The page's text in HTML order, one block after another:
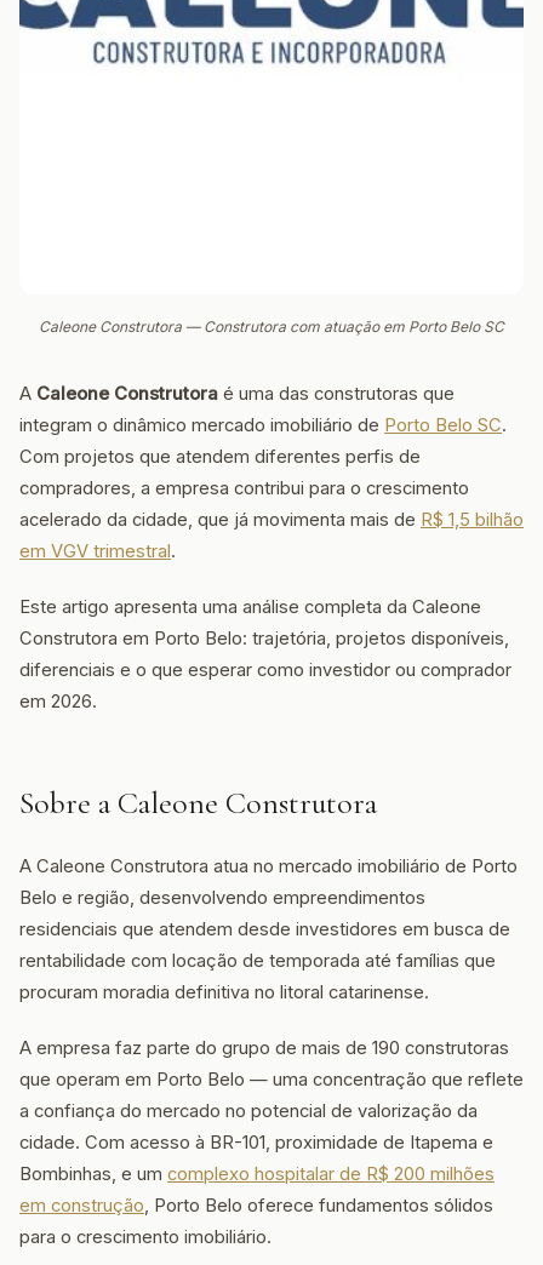
Caleone Construtora — Construtora com atuação em Porto Belo SC
A Caleone Construtora é uma das construtoras que
integram o dinâmico mercado imobiliário de Porto Belo SC.
Com projetos que atendem diferentes perfis de
compradores, a empresa contribui para o crescimento
acelerado da cidade, que já movimenta mais de R$ 1,5 bilhão
em VGV trimestral.
Este artigo apresenta uma análise completa da Caleone
Construtora em Porto Belo: trajetória, projetos disponíveis,
diferenciais e o que esperar como investidor ou comprador
em 2026.
Sobre a Caleone Construtora
A Caleone Construtora atua no mercado imobiliário de Porto
Belo e região, desenvolvendo empreendimentos
residenciais que atendem desde investidores em busca de
rentabilidade com locação de temporada até famílias que
procuram moradia definitiva no litoral catarinense.
A empresa faz parte do grupo de mais de 190 construtoras
que operam em Porto Belo — uma concentração que reflete
a confiança do mercado no potencial de valorização da
cidade. Com acesso à BR-101, proximidade de Itapema e
Bombinhas, e um complexo hospitalar de R$ 200 milhões
em construção, Porto Belo oferece fundamentos sólidos
para o crescimento imobiliário.